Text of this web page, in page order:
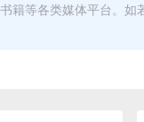
籍等各类媒体平台。